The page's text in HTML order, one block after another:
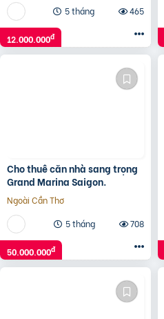
5 tháng
465
12.000.000đ
Cho thuê căn nhà sang trọng
Grand Marina Saigon.
Ngoài Cần Thơ
5 tháng
708
50.000.000đ